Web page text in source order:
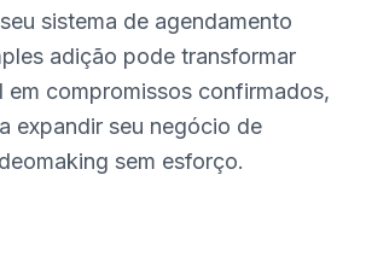
sistema de agendamento
adição pode transformar
em compromissos confirmados,
expandir seu negócio de
sem esforço.